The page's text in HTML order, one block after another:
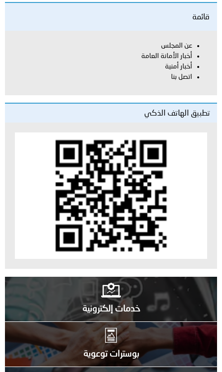
قائمة
عن المجلس
أخبار الأمانة العامة
أخبار أمنية
اتصل بنا
تطبيق الهاتف الذكي
خدمات إلكترونية
بوسترات توعوية